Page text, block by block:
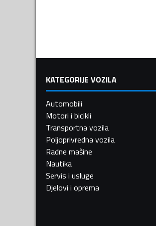
KATEGORIJE VOZILA
Automobili
Motori i bicikli
Transportna vozila
Poljoprivredna vozila
Radne mašine
Nautika
Servis i usluge
Djelovi i oprema